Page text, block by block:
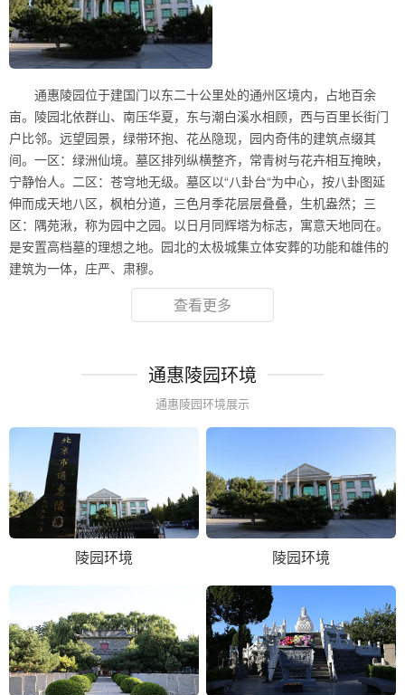
通惠陵园位于建国门以东二十公里处的通州区境内，占地百余
亩。陵园北依群山、南压华夏，东与潮白溪水相顾，西与百里长街门
户比邻。远望园景，绿带环抱、花丛隐现，园内奇伟的建筑点缀其
间。一区：绿洲仙境。墓区排列纵横整齐，常青树与花卉相互掩映，
宁静怡人。二区：苍穹地无级。墓区以“八卦台“为中心，按八卦图延
伸而成天地八区，枫柏分道，三色月季花层层叠叠，生机盎然；三
区：隅苑湫，称为园中之园。以日月同辉塔为标志，寓意天地同在。
是安置高档墓的理想之地。园北的太极城集立体安葬的功能和雄伟的
建筑为一体，庄严、肃穆。
查看更多
通惠陵园环境
通惠陵园环境展示
陵园环境 陵园环境